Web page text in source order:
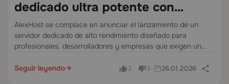
dedicado ultra potente con
Ryzen 9 5950X.
AlexHost se complace en anunciar el lanzamiento de un
servidor dedicado de alto rendimiento diseñado para
profesionales, desarrolladores y empresas que exigen un
configuración combina hardware de vanguardia con una
Seguir leyendo 3 3 26.01.2026